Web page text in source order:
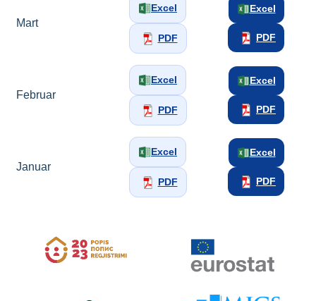
Mart
Excel
PDF
Excel
PDF
Februar
Excel
PDF
Excel
PDF
Januar
Excel
PDF
Excel
PDF